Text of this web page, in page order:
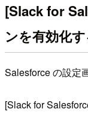
[Slack for
ンを有効化
Salesforce の設定
[Slack for